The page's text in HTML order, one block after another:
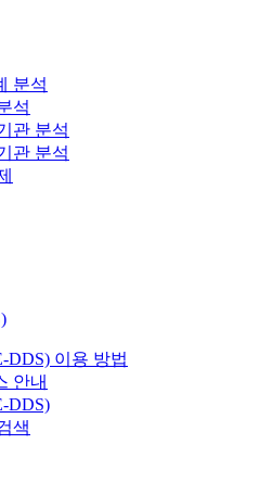
분석
석
관 분석
관 분석
DDS) 이용 방법
안내
DDS)
색